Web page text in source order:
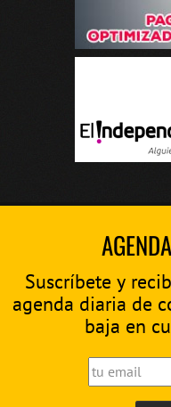
Suscríbete y
agenda diaria de
baja en